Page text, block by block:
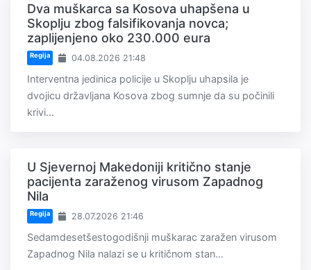
Dva muškarca sa Kosova uhapšena u
Skoplju zbog falsifikovanja novca;
zaplijenjeno oko 230.000 eura
Regija 04.08.2026 21:48
Interventna jedinica policije u Skoplju uhapsila je
dvojicu državljana Kosova zbog sumnje da su počinili
krivi...
U Sjevernoj Makedoniji kritično stanje
pacijenta zaraženog virusom Zapadnog
Nila
Regija 28.07.2026 21:46
Sedamdesetšestogodišnji muškarac zaražen virusom
Zapadnog Nila nalazi se u kritičnom stan...